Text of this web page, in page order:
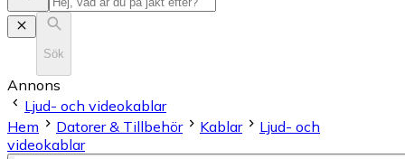
Sök
Annons
Ljud- och videokablar
Hem
Datorer & Tillbehör Kablar
Ljud- och
videokablar